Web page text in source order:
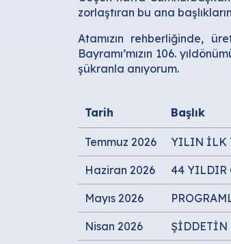
zorlaştıran bu ana
Atamızın rehberliğinde,
Bayramı’mızın 106.
şükranla anıyorum.
Tarih Başlık
Temmuz 2026 YILIN İLK
Haziran 2026 44 YILDIR
Mayıs 2026
Nisan 2026 ŞİDDETİN